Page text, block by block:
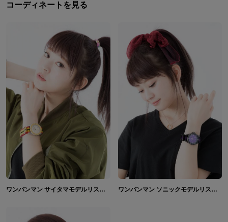
コーディネートを見る
ワンパンマン サイタマモデルリストウォッチ ワンパンマン ソニックモデルリストウォッチ